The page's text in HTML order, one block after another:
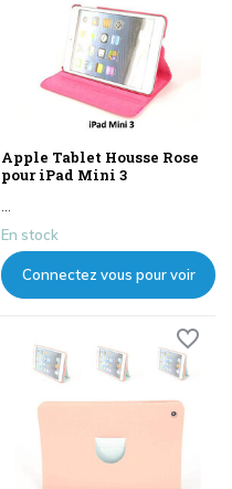
Apple Tablet Housse Rose
pour iPad Mini 3
En stock
Connectez vous pour voir